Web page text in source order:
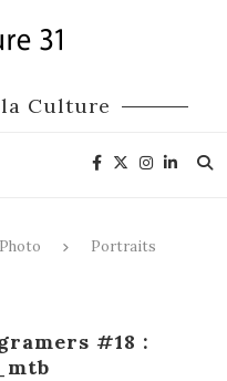
Culture
Photo
Portraits
#18 :